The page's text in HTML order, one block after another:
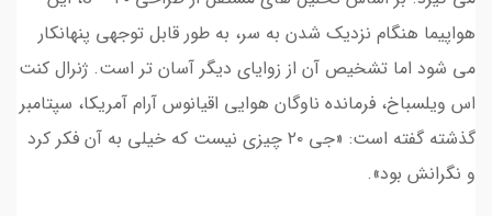
هواپیما هنگام نزدیک شدن به سر، به طور قابل توجهی پنهانکار
می شود اما تشخیص آن از زوایای دیگر آسان تر است. ژنرال کنت
اس ویلسباخ، فرمانده ناوگان هوایی اقیانوس آرام آمریکا، سپتامبر
گذشته گفته است: «جی ۲۰ چیزی نیست که خیلی به آن فکر کرد
و نگرانش بود».